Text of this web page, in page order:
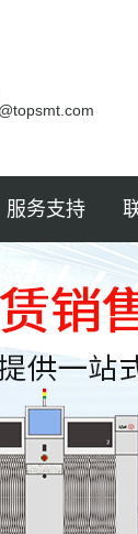
服务支持